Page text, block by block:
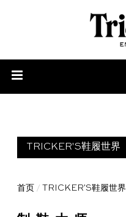
与
TRICKER'S鞋履世界
首页 / TRICKER'S鞋履世界